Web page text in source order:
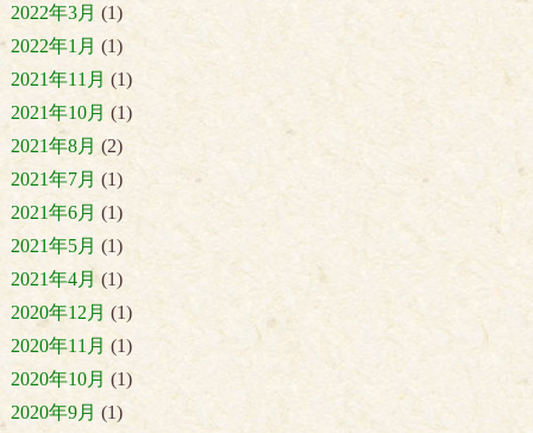
2022年3月 (1)
2022年1月 (1)
2021年11月 (1)
2021年10月 (1)
2021年8月 (2)
2021年7月 (1)
2021年6月 (1)
2021年5月 (1)
2021年4月 (1)
2020年12月 (1)
2020年11月 (1)
2020年10月 (1)
2020年9月 (1)